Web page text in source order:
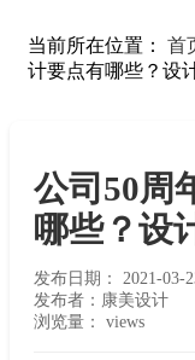
当前所在位置： 首
计要点有哪些？设
公司50周
哪些？设
发布日期： 2021-03-
发布者：康美设计
浏览量： views